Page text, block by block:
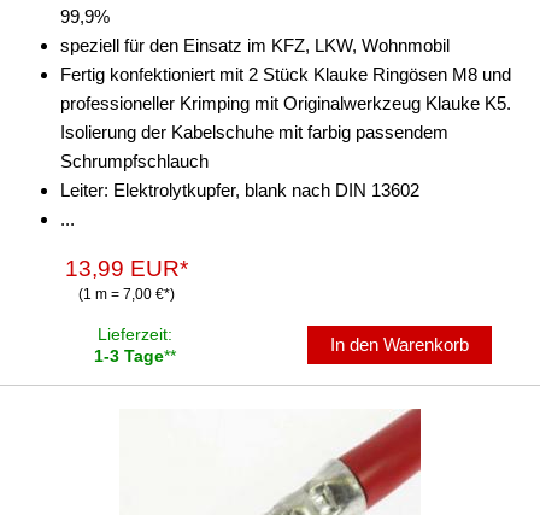
99,9%
speziell für den Einsatz im KFZ, LKW, Wohnmobil
Fertig konfektioniert mit 2 Stück Klauke Ringösen M8 und
professioneller Krimping mit Originalwerkzeug Klauke K5.
Isolierung der Kabelschuhe mit farbig passendem
Schrumpfschlauch
Leiter: Elektrolytkupfer, blank nach DIN 13602
...
13,99 EUR*
(1 m = 7,00 €*)
Lieferzeit:
1-3 Tage**
In den Warenkorb